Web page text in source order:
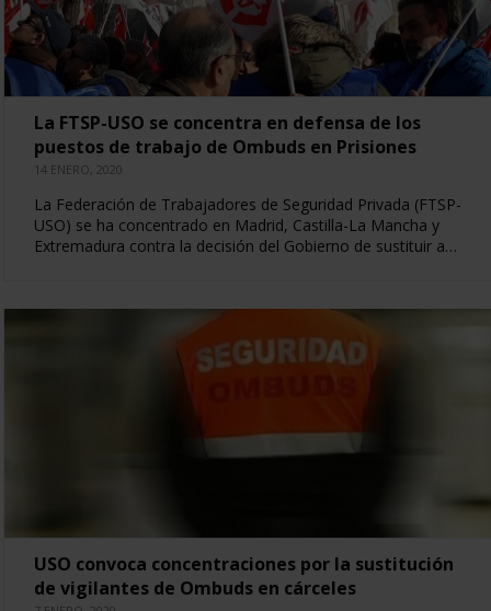
La FTSP-USO se concentra en defensa de los
puestos de trabajo de Ombuds en Prisiones
14 ENERO, 2020
La Federación de Trabajadores de Seguridad Privada (FTSP-
USO) se ha concentrado en Madrid, Castilla-La Mancha y
Extremadura contra la decisión del Gobierno de sustituir a…
USO convoca concentraciones por la sustitución
de vigilantes de Ombuds en cárceles